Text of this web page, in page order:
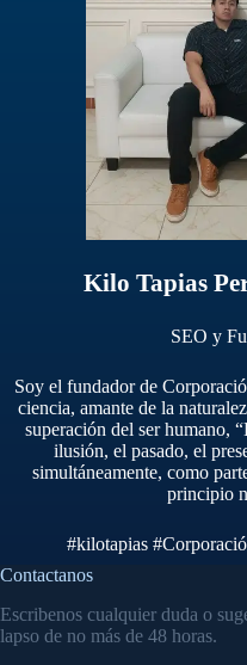
Kilo Tapias
SEO y
Soy el fundador de
ciencia, amante de la
superación del ser humano,
ilusión, el pasado, el
simultáneamente, como
principio
#kilotapias
Contactanos
Escribenos cualquier duda o
lapso de no más de 48 horas.